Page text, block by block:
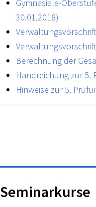
Gymnasiale-
30.01.2018)
Berechnung der
Handreichung zur
Hinweise zur 5.
Seminarkurse